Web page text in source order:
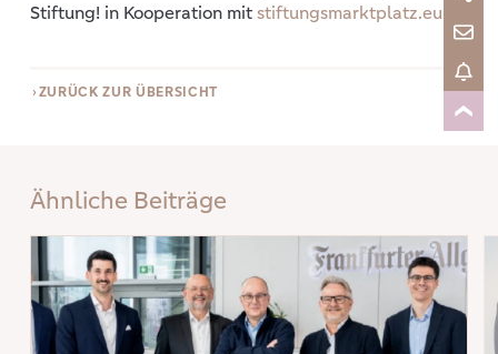
Stiftung! in Kooperation mit stiftungsmarktplatz.eu
ZURÜCK ZUR ÜBERSICHT
Ähnliche Beiträge
Mehr erfahren: „Nicht jeder muss eine rechtsfähige Stiftung gründen“